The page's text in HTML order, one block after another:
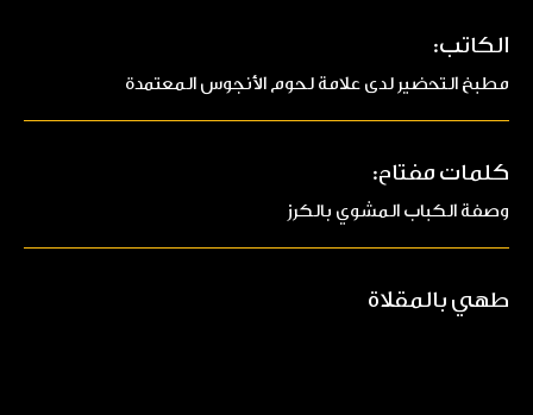
الكاتب:
مطبخ التحضير لدى علامة لحوم الأنجوس المعتمدة
كلمات مفتاح:
وصفة الكباب المشوي بالكرز
طهي بالمقلاة